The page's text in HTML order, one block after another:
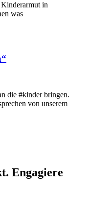
Kinderarmut in
was
die #kinder bringen.
von unserem
Engagiere